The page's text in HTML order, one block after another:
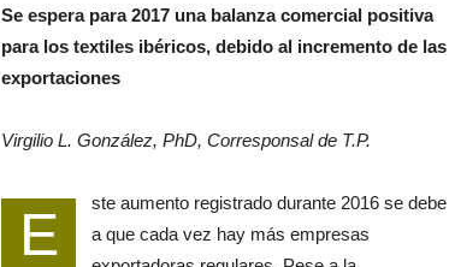
Se espera para 2017 una balanza comercial positiva
para los textiles ibéricos, debido al incremento de las
exportaciones
Virgilio L. González, PhD, Corresponsal de T.P.
E
ste aumento registrado durante 2016 se debe
a que cada vez hay más empresas